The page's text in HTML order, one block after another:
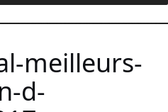
meilleurs-
d-